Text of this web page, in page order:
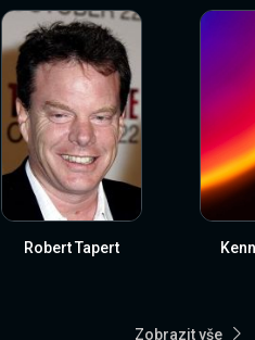
Robert Tapert
Zobrazit vše